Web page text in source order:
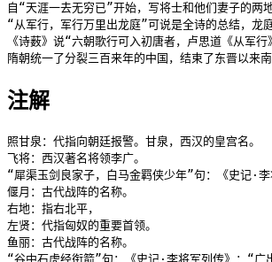
自“天涯一去无穷已”开始，写将士和他们妻子的
“从军行，军行万里出龙庭”可说是全诗的总结，
《诗薮》说“六朝歌行可入初唐者，卢思道《从军
隋朝统一了分裂三百来年的中国，结束了东晋以来
注解
照甘泉：代指向朝廷报警。甘泉，西汉的皇宫名。
飞将：西汉著名将领李广。
“犀渠玉剑良家子，白马金羁侠少年”句：《史记·
偃月：古代战阵的名称。
右地：指右北平，
左贤：代指匈奴的重要首领。
鱼丽：古代战阵的名称。
“谷中石虎经衔箭”句：《史记·李将军列传》：“